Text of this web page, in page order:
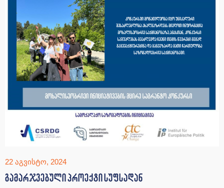
22 აგვისტო, 2024
გამარჯვებული პროექტი სუფსადან